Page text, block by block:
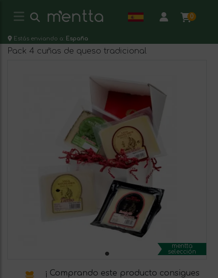
0
Estás enviando a: España
Pack 4 cuñas de queso tradicional
mentta
selección
¡ Comprando este producto consigues